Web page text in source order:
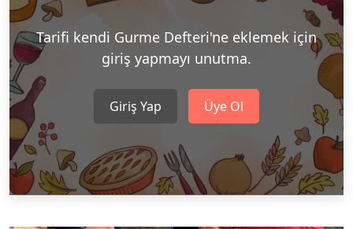
Tarifi kendi Gurme Defteri'ne eklemek için
giriş yapmayı unutma.
Giriş Yap Üye Ol